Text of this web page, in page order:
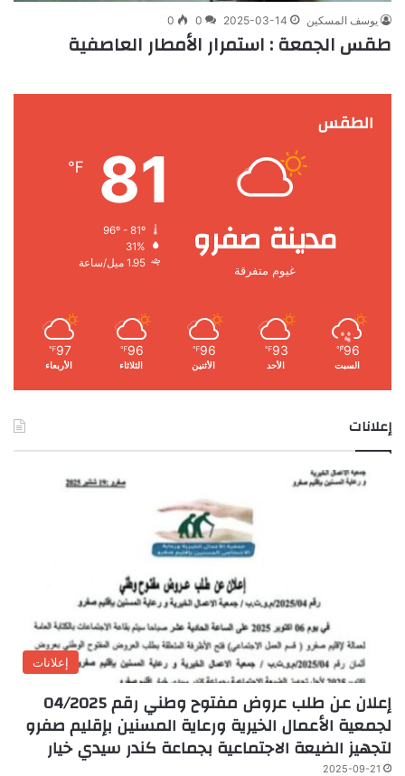
يوسف المسكين 2025-03-14
0
0
طقس الجمعة : استمرار الأمطار العاصفية
الطقس
مدينة صفرو
غيوم متفرقة
81
℉
31%
1.95 ميل/ساعة
96
℉
السبت
93
℉
الأحد
96
℉
الأثنين
96
℉
الثلاثاء
97
℉
الأربعاء
إعلانات
إعلانات
إعلان عن طلب عروض مفتوح وطني رقم 04/2025
لجمعية الأعمال الخيرية ورعاية المسنين بإقليم صفرو
لتجهيز الضيعة الاجتماعية بجماعة كندر سيدي خيار
2025-09-21